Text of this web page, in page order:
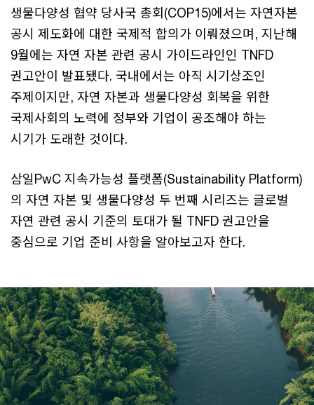
생물다양성 협약 당사국 총회(COP15)에서는 자연자본
공시 제도화에 대한 국제적 합의가 이뤄졌으며, 지난해
9월에는 자연 자본 관련 공시 가이드라인인 TNFD
권고안이 발표됐다. 국내에서는 아직 시기상조인
주제이지만, 자연 자본과 생물다양성 회복을 위한
국제사회의 노력에 정부와 기업이 공조해야 하는
시기가 도래한 것이다.
삼일PwC 지속가능성 플랫폼(Sustainability Platform)
의 자연 자본 및 생물다양성 두 번째 시리즈는 글로벌
자연 관련 공시 기준의 토대가 될 TNFD 권고안을
중심으로 기업 준비 사항을 알아보고자 한다.